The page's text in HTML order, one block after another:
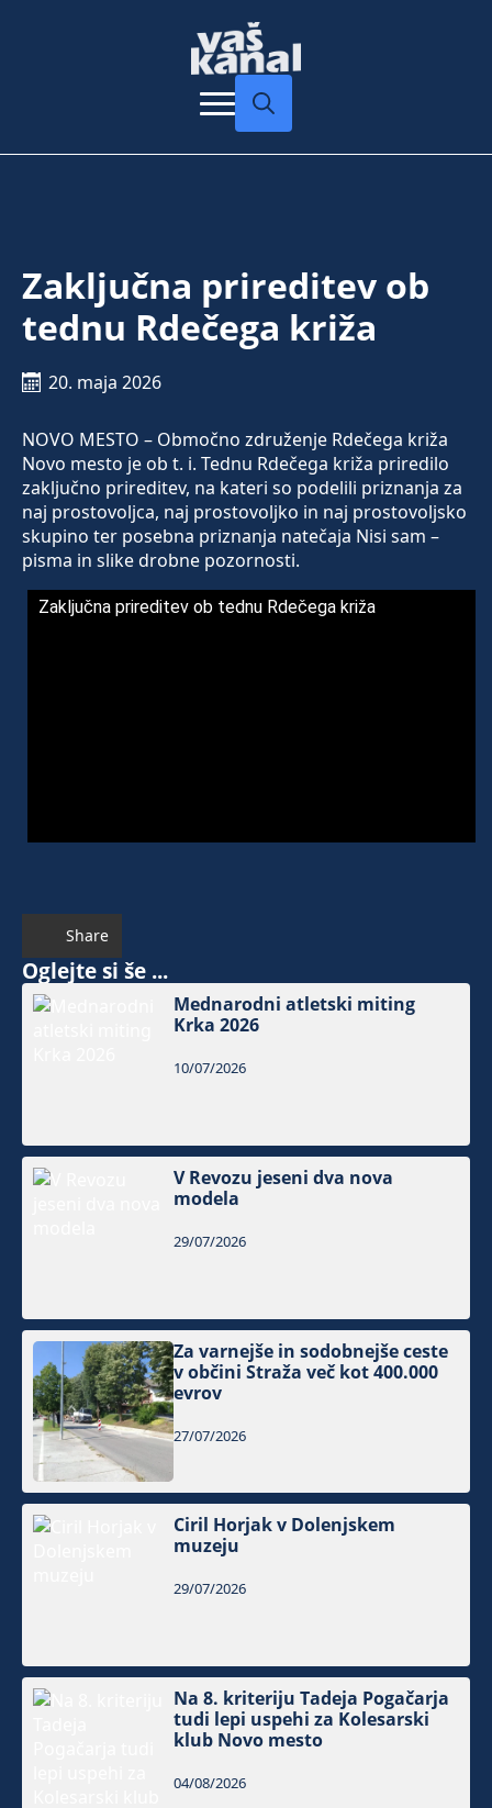
Zaključna prireditev ob
tednu Rdečega križa
20. maja 2026
NOVO MESTO – Območno združenje Rdečega križa
Novo mesto je ob t. i. Tednu Rdečega križa priredilo
zaključno prireditev, na kateri so podelili priznanja za
naj prostovoljca, naj prostovoljko in naj prostovoljsko
skupino ter posebna priznanja natečaja Nisi sam –
pisma in slike drobne pozornosti.
Zaključna prireditev ob tednu Rdečega križa
Share
Oglejte si še ...
Mednarodni atletski miting
Krka 2026
10/07/2026
V Revozu jeseni dva nova
modela
29/07/2026
Za varnejše in sodobnejše ceste
v občini Straža več kot 400.000
evrov
27/07/2026
Ciril Horjak v Dolenjskem
muzeju
29/07/2026
Na 8. kriteriju Tadeja Pogačarja
tudi lepi uspehi za Kolesarski
klub Novo mesto
04/08/2026